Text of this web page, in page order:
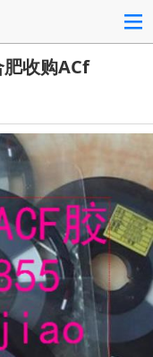
肥收购ACf